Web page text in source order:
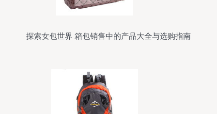
探索女包世界 箱包销售中的产品大全与选购指南